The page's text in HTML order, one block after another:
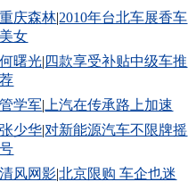
重庆森林|2010年台北车展香车
美女
何曙光| 四款享受补贴中级车推
荐
管学军| 上汽在传承路上加速
张少华|对新能源汽车不限牌摇
号
清风网影|北京限购 车企也迷